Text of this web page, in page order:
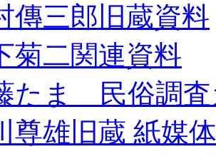
傳三郎旧蔵資料
菊二関連資料
たま 民俗調査
尊雄旧蔵 紙媒